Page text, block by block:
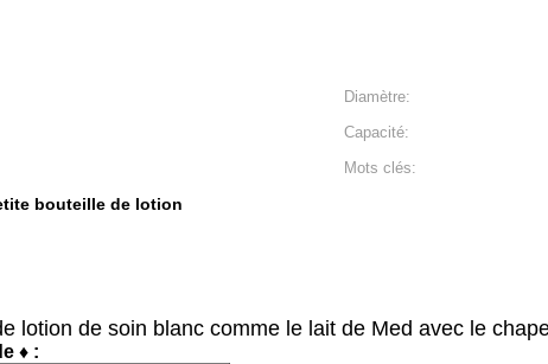
Diamètre:
Capacité:
Mots clés:
bouteille de lotion
lotion de soin blanc comme le lait de Med avec le
♦ :